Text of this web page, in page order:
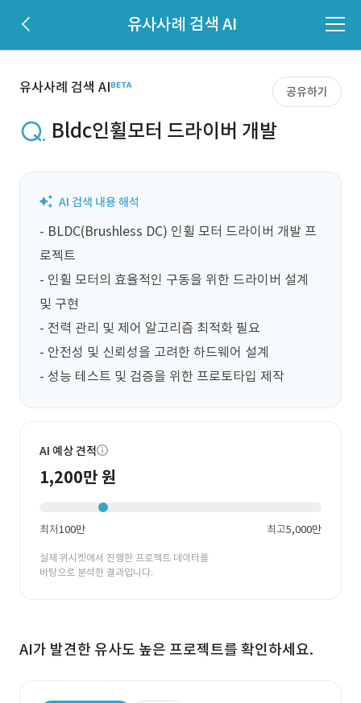
유사사례 검색 AI
유사사례 검색 AI 공유하기
Bldc인휠모터 드라이버 개발
- BLDC(Brushless DC) 인휠 모터 드라이버 개발 프
로젝트
- 인휠 모터의 효율적인 구동을 위한 드라이버 설계
및 구현
- 전력 관리 및 제어 알고리즘 최적화 필요
- 안전성 및 신뢰성을 고려한 하드웨어 설계
- 성능 테스트 및 검증을 위한 프로토타입 제작
AI 예상 견적
1,200만 원
최저100만 최고5,000만
실제 위시켓에서 진행한 프로젝트 데이터를
바탕으로 분석한 결과입니다.
AI가 발견한 유사도 높은 프로젝트를 확인하세요.